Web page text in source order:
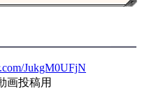
JukgM0UFjN
画投稿用